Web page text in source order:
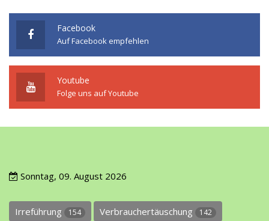
Facebook
Auf Facebook empfehlen
Youtube
Folge uns auf Youtube
Sonntag, 09. August 2026
Irreführung 154 Verbrauchertäuschung 142